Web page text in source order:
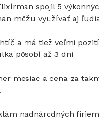
spojil 5
môžu využívať aj
a má tiež veľmi
pôsobí až 3 dni.
mesiac a cena za
nadnárodných